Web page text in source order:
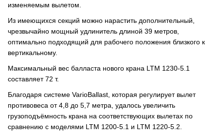
изменяемым вылетом.
Из имеющихся секций можно нарастить дополнительный,
чрезвычайно мощный удлинитель длиной 39 метров,
оптимально подходящий для рабочего положения близкого к
вертикальному.
Максимальный вес балласта нового крана LTM 1230-5.1
составляет 72 т.
Благодаря системе VarioBallast, которая регулирует вылет
противовеса от 4,8 до 5,7 метра, удалось увеличить
грузоподъёмность крана на соответствующих вылетах по
сравнению с моделями LTM 1200-5.1 и LTM 1220-5.2.